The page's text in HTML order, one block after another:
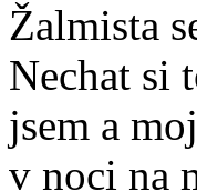
Žalmista
Nechat si
jsem a
v noci na